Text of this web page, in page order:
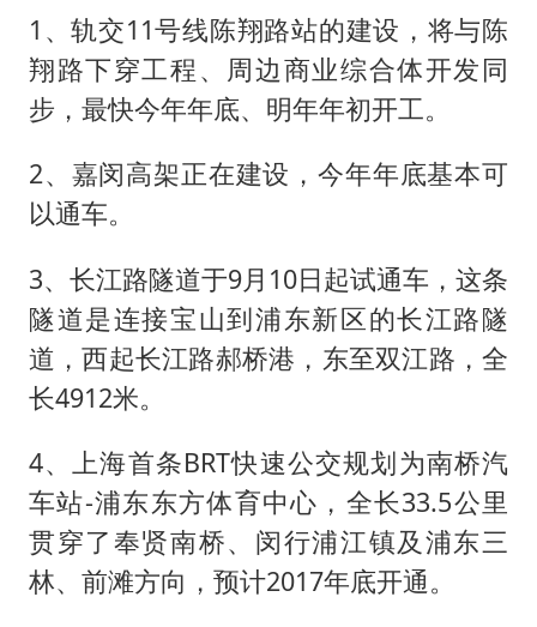
985博士后被曝在妻子孕期出轨后续
如何把百年大党建设得更加坚强有力？
1、轨交11号线陈翔路站的建设，将与陈
翔路下穿工程、周边商业综合体开发同
步，最快今年年底、明年年初开工。
2、嘉闵高架正在建设，今年年底基本可
以通车。
3、长江路隧道于9月10日起试通车，这条
隧道是连接宝山到浦东新区的长江路隧
道，西起长江路郝桥港，东至双江路，全
长4912米。
4、上海首条BRT快速公交规划为南桥汽
车站-浦东东方体育中心，全长33.5公里
贯穿了奉贤南桥、闵行浦江镇及浦东三
林、前滩方向，预计2017年底开通。